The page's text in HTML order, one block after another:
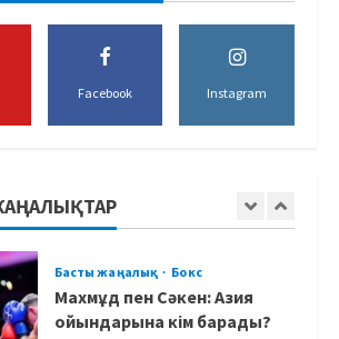
Facebook Instagram
құрамасының бас бапкері
тағайындалды
1
жағымсыз оқиғаны айтты
Басты жаңалық Бокс
Махмұд пен Сәкен: Азия
ойындарына кім барады?